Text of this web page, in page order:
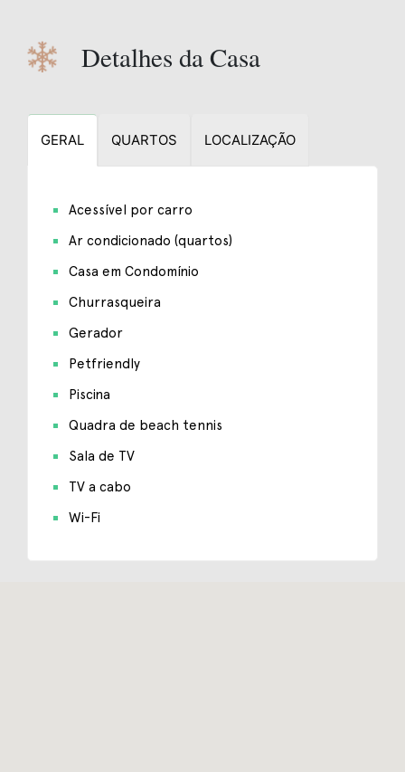
Detalhes da Casa
GERAL QUARTOS LOCALIZAÇÃO
Acessível por carro
Ar condicionado (quartos)
Casa em Condomínio
Churrasqueira
Gerador
Petfriendly
Piscina
Quadra de beach tennis
Sala de TV
TV a cabo
Wi-Fi